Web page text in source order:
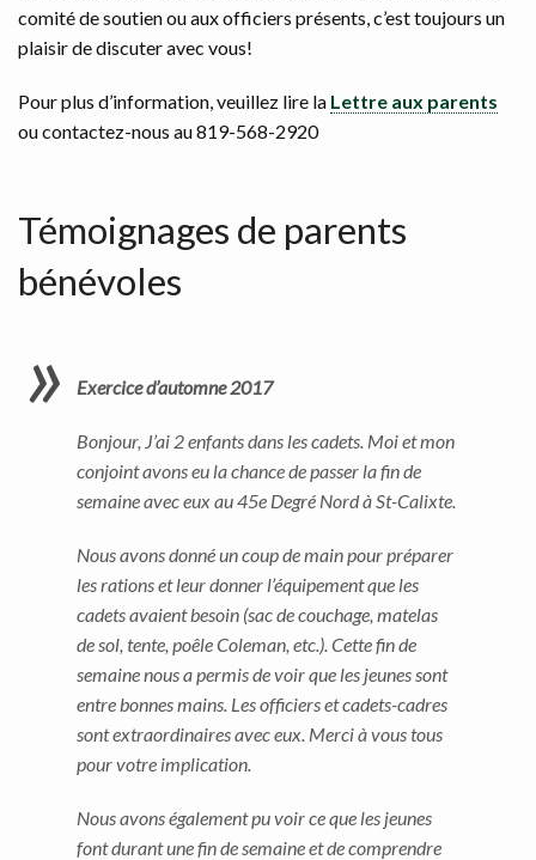
comité de soutien ou aux officiers présents, c’est toujours un
plaisir de discuter avec vous!
Pour plus d’information, veuillez lire la Lettre aux parents
ou contactez-nous au 819-568-2920
Témoignages de parents
bénévoles
Exercice d’automne 2017
Bonjour, J’ai 2 enfants dans les cadets. Moi et mon
conjoint avons eu la chance de passer la fin de
semaine avec eux au 45e Degré Nord à St-Calixte.
Nous avons donné un coup de main pour préparer
les rations et leur donner l’équipement que les
cadets avaient besoin (sac de couchage, matelas
de sol, tente, poêle Coleman, etc.). Cette fin de
semaine nous a permis de voir que les jeunes sont
entre bonnes mains. Les officiers et cadets-cadres
sont extraordinaires avec eux. Merci à vous tous
pour votre implication.
Nous avons également pu voir ce que les jeunes
font durant une fin de semaine et de comprendre